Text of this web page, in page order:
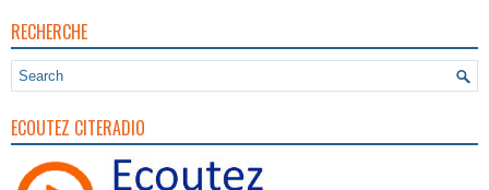
RECHERCHE
ECOUTEZ CITERADIO